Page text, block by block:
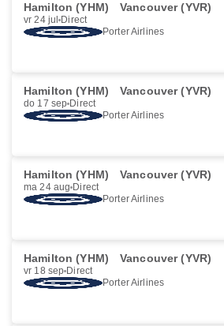
Hamilton (YHM) Vancouver (YVR)
vr 24 jul Direct
Porter Airlines
Hamilton (YHM) Vancouver (YVR)
do 17 sep Direct
Porter Airlines
Hamilton (YHM) Vancouver (YVR)
ma 24 aug Direct
Porter Airlines
Hamilton (YHM) Vancouver (YVR)
vr 18 sep Direct
Porter Airlines